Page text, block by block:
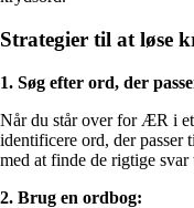
Strategier til at løse
1. Søg efter ord, der
Når du står over for ÆR i
identificere ord, der
med at finde de rigtige
2. Brug en ordbog: